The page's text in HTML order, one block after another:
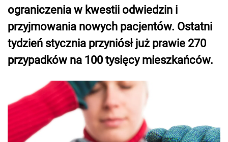
ograniczenia w kwestii odwiedzin i
przyjmowania nowych pacjentów. Ostatni
tydzień stycznia przyniósł już prawie 270
przypadków na 100 tysięcy mieszkańców.